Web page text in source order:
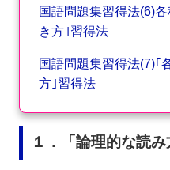
国語問題集習得法(6)
き方｣習得法
国語問題集習得法(7)｢
方｣習得法
１．「論理的な読